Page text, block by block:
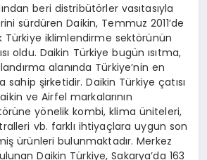
beri distribütörler vasıtasıyla
sürdüren Daikin, Temmuz 2011’de
Türkiye iklimlendirme sektörünün
oldu. Daikin Türkiye bugün ısıtma,
alanında Türkiye’nin en
sahip şirketidir. Daikin Türkiye çatısı
ve Airfel markalarının
yönelik kombi, klima üniteleri,
vb. farklı ihtiyaçlara uygun son
ürünleri bulunmaktadır. Merkez
Daikin Türkiye, Sakarya’da 163